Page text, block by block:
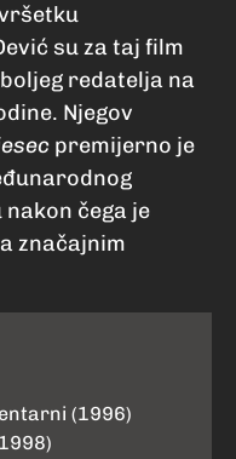
su za taj film
redatelja na
Njegov
premijerno je
čega je
značajnim
(1996)